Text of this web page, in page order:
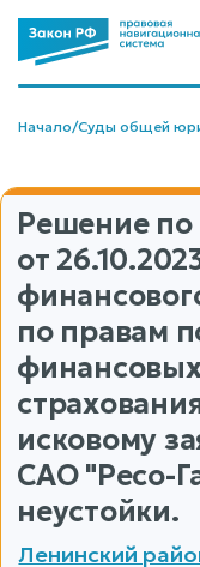
Начало/Суды общей
Решение по
от
по правам
исковому
САО "Ресо-
неустойки.
Ленинский